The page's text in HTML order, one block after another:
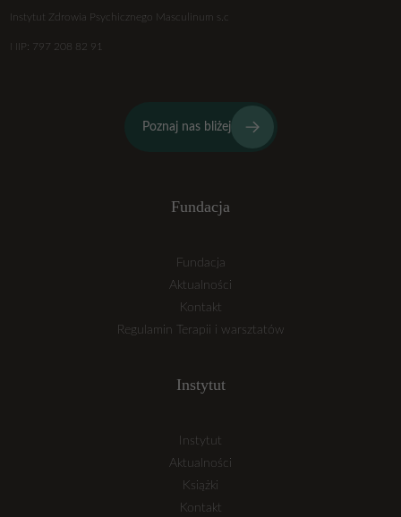
Instytut Zdrowia Psychicznego Masculinum s.c
NIP: 797 208 82 91
Poznaj nas bliżej
Fundacja
Fundacja
Aktualności
Kontakt
Regulamin Terapii i warsztatów
Instytut
Instytut
Aktualności
Książki
Kontakt